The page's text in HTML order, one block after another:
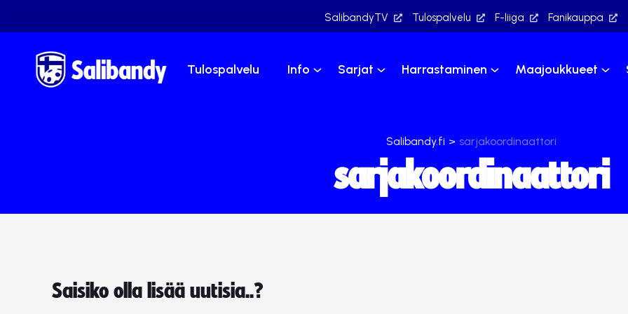
SalibandyTV Tulospalvelu F-liiga Fanikauppa
Tulospalvelu Info Sarjat Harrastaminen Maajoukkueet
Salibandy.fi > sarjakoordinaattori
sarjakoordinaattori
Saisiko olla lisää uutisia..?